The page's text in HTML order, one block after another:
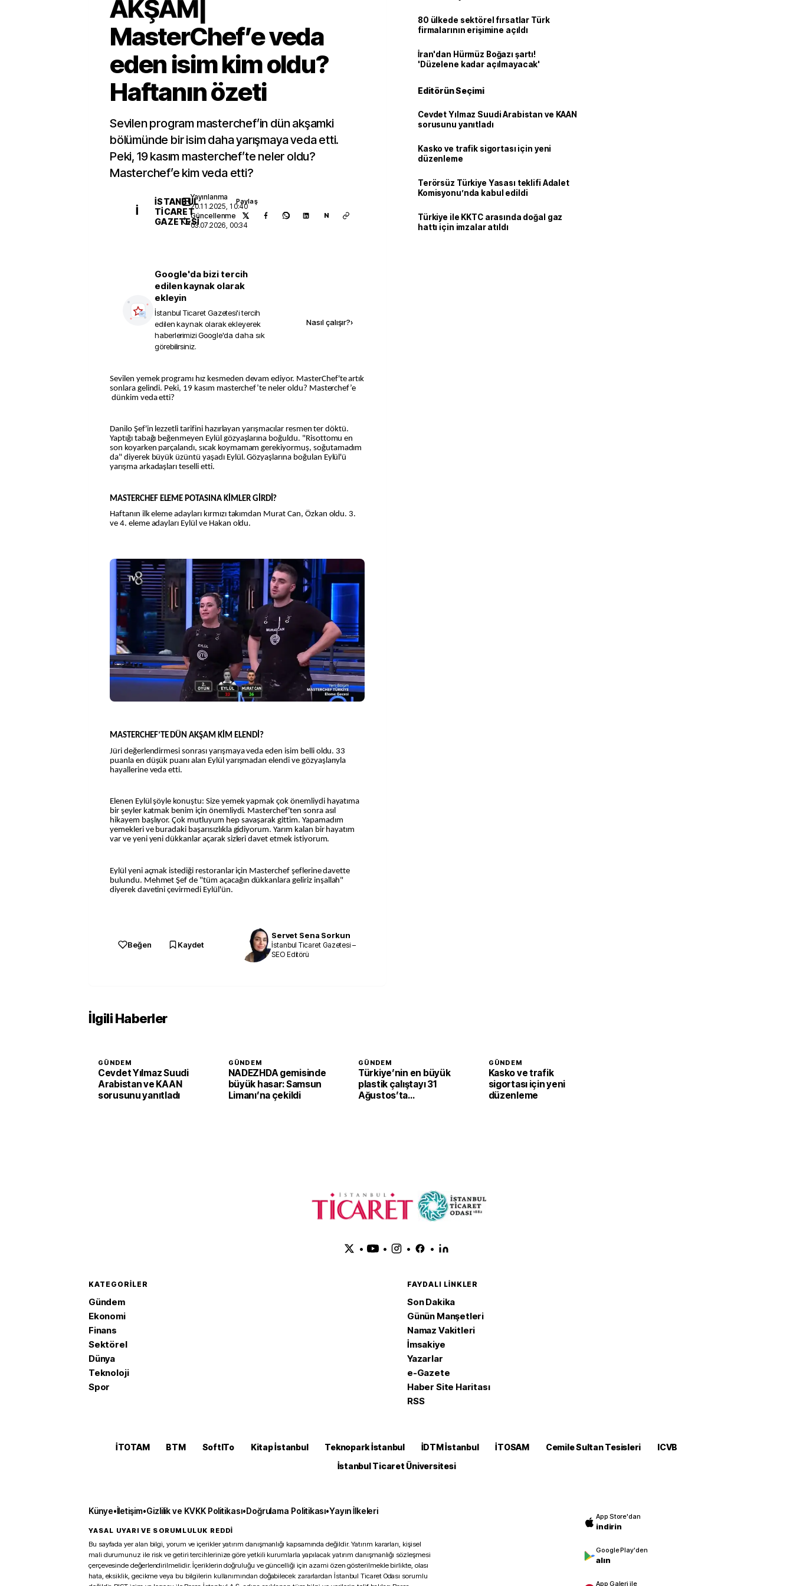
AKŞAM|
MasterChef’e veda
eden isim kim oldu?
Haftanın özeti
Sevilen program masterchef’in dün akşamki
bölümünde bir isim daha yarışmaya veda etti.
Peki, 19 kasım masterchef’te neler oldu?
Masterchef’e kim veda etti?
İ
İSTANBUL
TICARET
GAZETESI
Yayınlanma
20.11.2025, 10:40
Güncellenme
03.07.2026, 00:34
Paylaş
N
Google'da bizi tercih
edilen kaynak olarak
ekleyin
İstanbul Ticaret Gazetesi'i tercih
edilen kaynak olarak ekleyerek
haberlerimizi Google'da daha sık
görebilirsiniz.
Nasıl çalışır?›
Sevilen yemek programı hız kesmeden devam ediyor. MasterChef'te artık
sonlara gelindi. Peki, 19 kasım masterchef’te neler oldu? Masterchef’e
dünkim veda etti?
Danilo Şef'in lezzetli tarifini hazırlayan yarışmacılar resmen ter döktü.
Yaptığı tabağı beğenmeyen Eylül gözyaşlarına boğuldu. "Risottomu en
son koyarken parçalandı, sıcak koymamam gerekiyormuş, soğutamadım
da" diyerek büyük üzüntü yaşadı Eylül. Gözyaşlarına boğulan Eylül'ü
yarışma arkadaşları teselli etti.
MASTERCHEF ELEME POTASINA KİMLER GİRDİ?
Haftanın ilk eleme adayları kırmızı takımdan Murat Can, Özkan oldu. 3.
ve 4. eleme adayları Eylül ve Hakan oldu.
MASTERCHEF’TE DÜN AKŞAM KİM ELENDİ?
Jüri değerlendirmesi sonrası yarışmaya veda eden isim belli oldu. 33
puanla en düşük puanı alan Eylül yarışmadan elendi ve gözyaşlarıyla
hayallerine veda etti.
Elenen Eylül şöyle konuştu: Size yemek yapmak çok önemliydi hayatıma
bir şeyler katmak benim için önemliydi. Masterchef'ten sonra asıl
hikayem başlıyor. Çok mutluyum hep savaşarak gittim. Yapamadım
yemekleri ve buradaki başarısızlıkla gidiyorum. Yarım kalan bir hayatım
var ve yeni yeni dükkanlar açarak sizleri davet etmek istiyorum.
Eylül yeni açmak istediği restoranlar için Masterchef şeflerine davette
bulundu. Mehmet Şef de "tüm açacağın dükkanlara geliriz inşallah"
diyerek davetini çevirmedi Eylül'ün.
Beğen Kaydet
Servet Sena Sorkun
İstanbul Ticaret Gazetesi –
SEO Editörü
80 ülkede sektörel fırsatlar Türk
firmalarının erişimine açıldı
İran'dan Hürmüz Boğazı şartı!
'Düzelene kadar açılmayacak'
Editörün Seçimi
Cevdet Yılmaz Suudi Arabistan ve KAAN
sorusunu yanıtladı
Kasko ve trafik sigortası için yeni
düzenleme
Terörsüz Türkiye Yasası teklifi Adalet
Komisyonu’nda kabul edildi
Türkiye ile KKTC arasında doğal gaz
hattı için imzalar atıldı
İlgili Haberler
GÜNDEM
Cevdet Yılmaz Suudi
Arabistan ve KAAN
sorusunu yanıtladı
GÜNDEM
NADEZHDA gemisinde
büyük hasar: Samsun
Limanı’na çekildi
GÜNDEM
Türkiye’nin en büyük
plastik çalıştayı 31
Ağustos’ta
GÜNDEM
Kasko ve trafik
sigortası için yeni
düzenleme
• • • •
KATEGORILER
Gündem
Ekonomi
Finans
Sektörel
Dünya
Teknoloji
Spor
FAYDALI LINKLER
Son Dakika
Günün Manşetleri
Namaz Vakitleri
İmsakiye
Yazarlar
e-Gazete
Haber Site Haritası
RSS
İTOTAM BTM SoftITo Kitap İstanbul Teknopark İstanbul İDTM İstanbul İTOSAM Cemile Sultan Tesisleri
ICVB
İstanbul Ticaret Üniversitesi
Künye•İletişim•Gizlilik ve KVKK Politikası•Doğrulama Politikası•Yayın İlkeleri
YASAL UYARI VE SORUMLULUK REDDİ
Bu sayfada yer alan bilgi, yorum ve içerikler yatırım danışmanlığı kapsamında değildir. Yatırım kararları, kişisel
mali durumunuz ile risk ve getiri tercihlerinize göre yetkili kurumlarla yapılacak yatırım danışmanlığı sözleşmesi
çerçevesinde değerlendirilmelidir. İçeriklerin doğruluğu ve güncelliği için azami özen gösterilmekle birlikte, olası
hata, eksiklik, gecikme veya bu bilgilerin kullanımından doğabilecek zararlardan İstanbul Ticaret Odası sorumlu
App Store'dan
indirin
Google Play'den
alın
App Galeri ile